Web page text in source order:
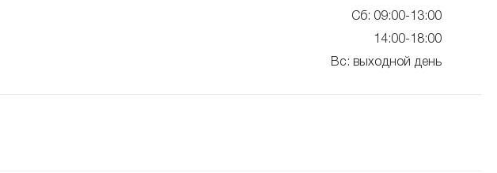
Сб: 09:00-13:00
14:00-18:00
Вс: выходной день